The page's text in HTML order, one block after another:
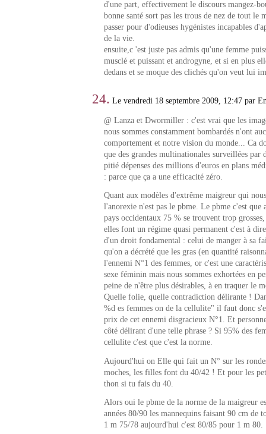
d'une part, effectivement le discours mangez-
bonne santé sort pas les trous de nez de tout le
passer pour d'odieuses hygénistes incapables
de la vie.
ensuite,c 'est juste pas admis qu'une femme
musclé et puissant et androgyne, et si en plus
dedans et se moque des clichés qu'on veut lui
24. Le vendredi 18 septembre 2009, 12:47 par
@ Lanza et Dwormiller : c'est vrai que les
nous sommes constamment bombardés n'ont
comportement et notre vision du monde... Ca
que des grandes multinationales surveillées par
pitié dépenses des millions d'euros en plans
: parce que ça a une efficacité zéro.
Quant aux modèles d'extrême maigreur qui
l'anorexie n'est pas le pbme. Le pbme c'est que
pays occidentaux 75 % se trouvent trop
elles font un régime quasi permanent c'est à
d'un droit fondamental : celui de manger à sa
qu'on a décrété que les gras (en quantité
l'ennemi N°1 des femmes, or c'est une
sexe féminin mais nous sommes exhortées en
peine de n'être plus désirables, à en traquer le
Quelle folie, quelle contradiction délirante !
%d es femmes on de la cellulite" il faut donc
prix de cet ennemi disgracieux N°1. Et
côté délirant d'une telle phrase ? Si 95% des
cellulite c'est que c'est la norme.
Aujourd'hui on Elle qui fait un N° sur les
moches, les filles font du 40/42 ! Et pour les
thon si tu fais du 40.
Alors oui le pbme de la norme de la maigreur
années 80/90 les mannequins faisant 90 cm de
1 m 75/78 aujourd'hui c'est 80/85 pour 1 m 80.